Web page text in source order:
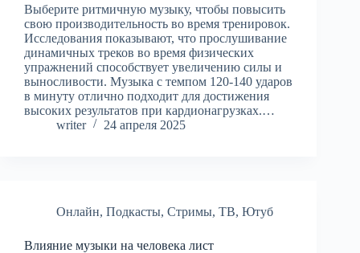
Выберите ритмичную музыку, чтобы повысить
свою производительность во время тренировок.
Исследования показывают, что прослушивание
динамичных треков во время физических
упражнений способствует увеличению силы и
выносливости. Музыка с темпом 120-140 ударов
в минуту отлично подходит для достижения
высоких результатов при кардионагрузках.…
writer
24 апреля 2025
Онлайн, Подкасты, Стримы, ТВ, Ютуб
Влияние музыки на человека лист